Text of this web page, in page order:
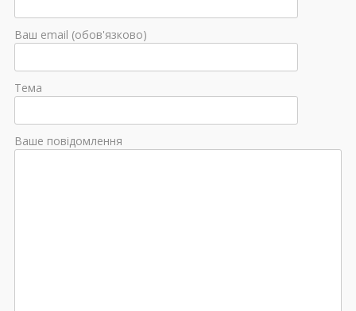
Ваш email (обов'язково)
Тема
Ваше повідомлення